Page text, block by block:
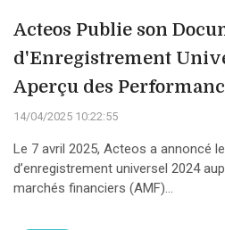
Acteos Publie son
d'Enregistrement
Aperçu des
14/04/2025 10:22:55
Le 7 avril 2025, Acteos a annoncé
d’enregistrement universel 2024
marchés financiers (AMF)...